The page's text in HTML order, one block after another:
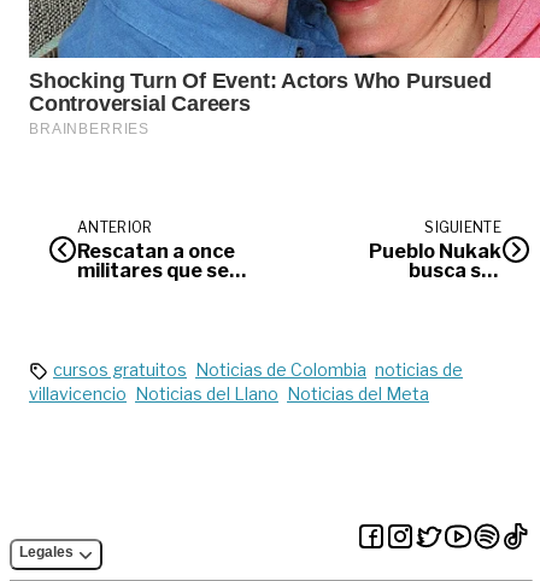
ANTERIOR
Rescatan a once
militares que se
SIGUIENTE
Pueblo Nukak
busca ser
cursos gratuitos Noticias de Colombia noticias de
villavicencio Noticias del Llano Noticias del Meta
Legales